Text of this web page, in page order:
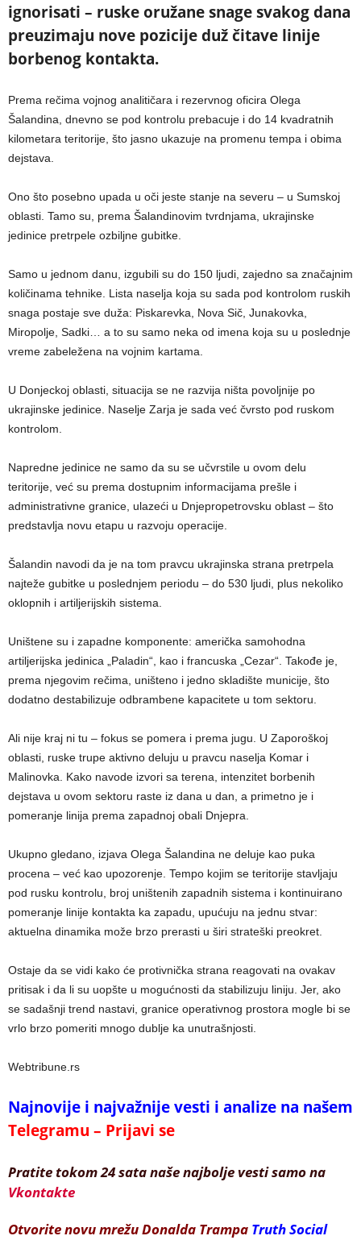
ignorisati – ruske oružane snage svakog dana
preuzimaju nove pozicije duž čitave linije
borbenog kontakta.
Prema rečima vojnog analitičara i rezervnog oficira Olega
Šalandina, dnevno se pod kontrolu prebacuje i do 14 kvadratnih
kilometara teritorije, što jasno ukazuje na promenu tempa i obima
dejstava.
Ono što posebno upada u oči jeste stanje na severu – u Sumskoj
oblasti. Tamo su, prema Šalandinovim tvrdnjama, ukrajinske
jedinice pretrpele ozbiljne gubitke.
Samo u jednom danu, izgubili su do 150 ljudi, zajedno sa značajnim
količinama tehnike. Lista naselja koja su sada pod kontrolom ruskih
snaga postaje sve duža: Piskarevka, Nova Sič, Junakovka,
Miropolje, Sadki… a to su samo neka od imena koja su u poslednje
vreme zabeležena na vojnim kartama.
U Donjeckoj oblasti, situacija se ne razvija ništa povoljnije po
ukrajinske jedinice. Naselje Zarja je sada već čvrsto pod ruskom
kontrolom.
Napredne jedinice ne samo da su se učvrstile u ovom delu
teritorije, već su prema dostupnim informacijama prešle i
administrativne granice, ulazeći u Dnjepropetrovsku oblast – što
predstavlja novu etapu u razvoju operacije.
Šalandin navodi da je na tom pravcu ukrajinska strana pretrpela
najteže gubitke u poslednjem periodu – do 530 ljudi, plus nekoliko
oklopnih i artiljerijskih sistema.
Uništene su i zapadne komponente: američka samohodna
artiljerijska jedinica „Paladin“, kao i francuska „Cezar“. Takođe je,
prema njegovim rečima, uništeno i jedno skladište municije, što
dodatno destabilizuje odbrambene kapacitete u tom sektoru.
Ali nije kraj ni tu – fokus se pomera i prema jugu. U Zaporoškoj
oblasti, ruske trupe aktivno deluju u pravcu naselja Komar i
Malinovka. Kako navode izvori sa terena, intenzitet borbenih
dejstava u ovom sektoru raste iz dana u dan, a primetno je i
pomeranje linija prema zapadnoj obali Dnjepra.
Ukupno gledano, izjava Olega Šalandina ne deluje kao puka
procena – već kao upozorenje. Tempo kojim se teritorije stavljaju
pod rusku kontrolu, broj uništenih zapadnih sistema i kontinuirano
pomeranje linije kontakta ka zapadu, upućuju na jednu stvar:
aktuelna dinamika može brzo prerasti u širi strateški preokret.
Ostaje da se vidi kako će protivnička strana reagovati na ovakav
pritisak i da li su uopšte u mogućnosti da stabilizuju liniju. Jer, ako
se sadašnji trend nastavi, granice operativnog prostora mogle bi se
vrlo brzo pomeriti mnogo dublje ka unutrašnjosti.
Webtribune.rs
Najnovije i najvažnije vesti i analize na našem
Telegramu – Prijavi se
Pratite tokom 24 sata naše najbolje vesti samo na
Vkontakte
Otvorite novu mrežu Donalda Trampa Truth Social